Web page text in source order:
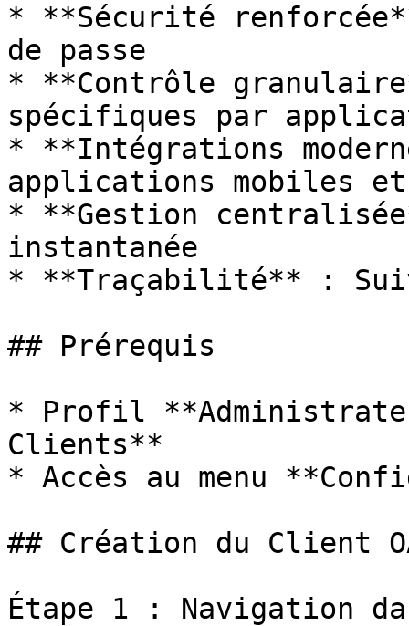
* **Sécurité
de passe
* **Contrôle
spécifiques par
* **Intégrations
applications mobiles et
* **Gestion
instantanée
* **Traçabilité** :
## Prérequis
* Profil
Clients**
* Accès au menu
## Création du Client
Étape 1 : Navigation